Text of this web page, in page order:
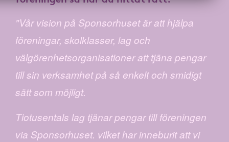
"Vår vision på Sponsorhuset är att hjälpa
föreningar, skolklasser, lag och
välgörenhetsorganisationer att tjäna pengar
till sin verksamhet på så enkelt och smidigt
sätt som möjligt.
Tiotusentals lag tjänar pengar till föreningen
via Sponsorhuset. vilket har inneburit att vi